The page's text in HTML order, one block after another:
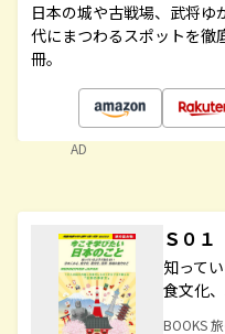
日本の城や古戦場、武将ゆ
代にまつわるスポットを徹
冊。
AD
Ｓ０
知って
食文化
BOOKS